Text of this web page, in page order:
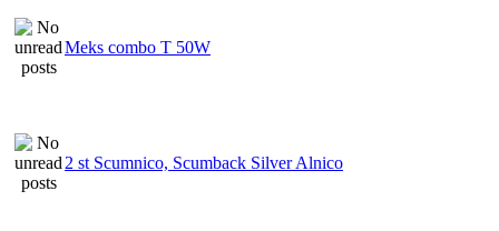
Meks combo T 50W
2 st Scumnico, Scumback Silver Alnico